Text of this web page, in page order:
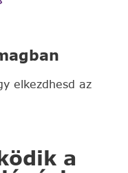
elkezdhesd az
a